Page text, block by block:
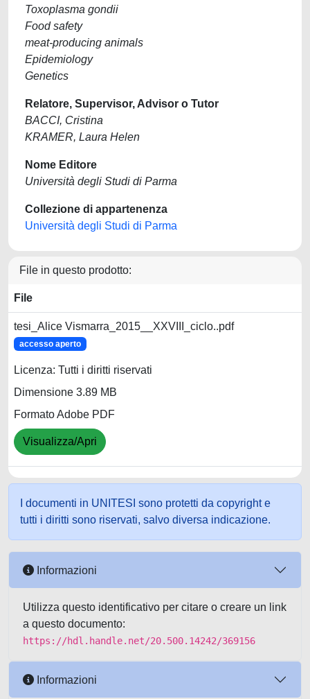
Toxoplasma gondii
Food safety
meat-producing animals
Epidemiology
Genetics
Relatore, Supervisor, Advisor o Tutor
BACCI, Cristina
KRAMER, Laura Helen
Nome Editore
Università degli Studi di Parma
Collezione di appartenenza
Università degli Studi di Parma
File in questo prodotto:
File
tesi_Alice Vismarra_2015__XXVIII_ciclo..pdf
accesso aperto
Licenza: Tutti i diritti riservati
Dimensione 3.89 MB
Formato Adobe PDF
Visualizza/Apri
I documenti in UNITESI sono protetti da copyright e
tutti i diritti sono riservati, salvo diversa indicazione.
Informazioni
Utilizza questo identificativo per citare o creare un link
a questo documento:
https://hdl.handle.net/20.500.14242/369156
Informazioni